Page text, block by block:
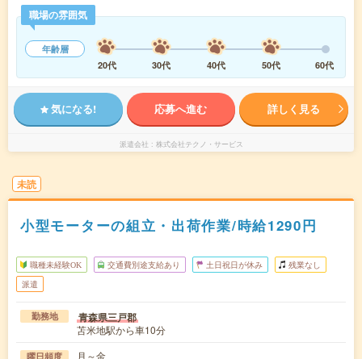
職場の雰囲気
年齢層
20代
30代 40代 50代 60代
気になる! 応募へ進む 詳しく見る
派遣会社 株式会社テクノ・サービス
未読
小型モーターの組立・出荷作業/時給1290円
職種未経験OK 交通費別途支給あり 土日祝日が休み 残業なし
派遣
勤務地 青森県三戸郡
苫米地駅から車10分
曜日頻度 月～金